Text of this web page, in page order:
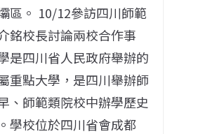
。 10/12參訪四川師範
銘校長討論兩校合作事
是四川省人民政府舉辦的
重點大學，是四川舉辦師
、師範類院校中辦學歷史
學校位於四川省會成都